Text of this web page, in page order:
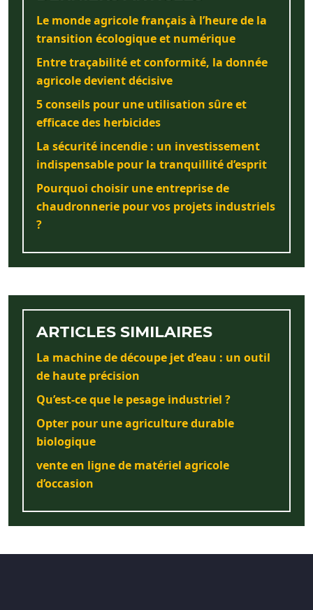
Le monde agricole français à l’heure de la
transition écologique et numérique
Entre traçabilité et conformité, la donnée
agricole devient décisive
5 conseils pour une utilisation sûre et
efficace des herbicides
La sécurité incendie : un investissement
indispensable pour la tranquillité d’esprit
Pourquoi choisir une entreprise de
chaudronnerie pour vos projets industriels
?
ARTICLES SIMILAIRES
La machine de découpe jet d’eau : un outil
de haute précision
Qu’est-ce que le pesage industriel ?
Opter pour une agriculture durable
biologique
vente en ligne de matériel agricole
d’occasion